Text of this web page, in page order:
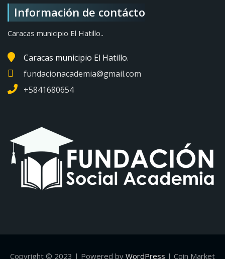
Información de contácto
Caracas municipio El Hatillo..
Caracas municipio El Hatillo.
fundacionacademia@gmail.com
+5841680654
Copyright © 2023 | Powered by WordPress | Coin Market